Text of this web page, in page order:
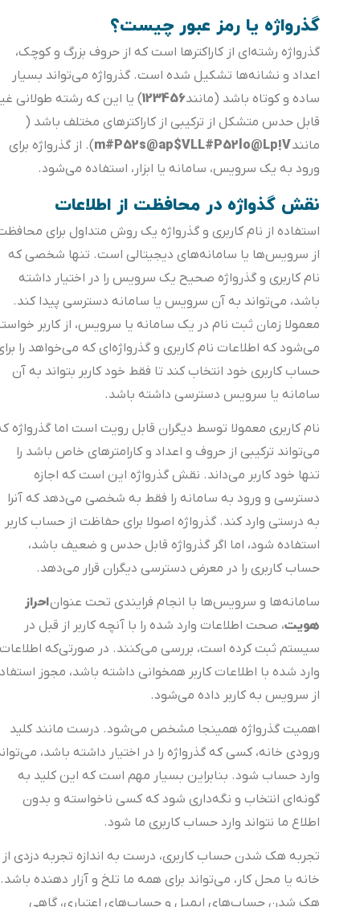
گذرواژه یا رمز عبور چیست؟
گذرواژه رشته‌ای از کاراکترها است که از حروف بزرگ و کوچک،
اعداد و نشانه‌ها تشکیل شده است. گذرواژه می‌تواند بسیار
ساده و کوتاه باشد (مانند123456) یا این که رشته طولانی غیر
قابل حدس متشکل از ترکیبی از کاراکترهای مختلف باشد (
مانندm#P52s@ap$VLL#P52lo@Lp!V). از گذرواژه برای
ورود به یک سرویس، سامانه یا ابزار، استفاده می‌شود.
نقش گذواژه در محافظت از اطلاعات
استفاده از نام کاربری و گذرواژه یک روش متداول‌ برای محافظت
از سرویس‌ها یا سامانه‌های دیجیتالی است. تنها شخصی که
نام کاربری و گذرواژه صحیح یک سرویس را در اختیار داشته
باشد، می‌تواند به آن سرویس یا سامانه دسترسی پیدا کند.
معمولا زمان ثبت نام در یک سامانه یا سرویس، از کاربر خواسته
می‌شود که اطلاعات نام کاربری و گذرواژه‌‌ای که می‌خواهد را برای
حساب کاربری خود انتخاب کند تا فقط خود کاربر بتواند به آن
سامانه یا سرویس دسترسی داشته باشد.
نام کاربری معمولا توسط دیگران قابل رویت است اما گذرواژه که
می‌تواند ترکیبی از حروف و اعداد و کارامترهای خاص باشد را
تنها خود کاربر می‌داند. نقش گذرواژه این است که اجازه
دسترسی و ورود به سامانه را فقط به شخصی می‌دهد که آنرا
به درستی وارد کند. گذرواژه اصولا برای حفاظت از حساب کاربر
استفاده شود، اما اگر گذرواژه قابل حدس و ضعیف باشد،
حساب کاربری را در معرض دسترسی دیگران قرار می‌دهد.
سامانه‌ها و سرویس‌ها با انجام فرایندی تحت عنواناحراز
هویت، صحت اطلاعات وارد شده را با آنچه کاربر از قبل در
سیستم ثبت کرده است، بررسی می‌کنند. در صورتی‌که اطلاعات
وارد شده با اطلاعات کاربر همخوانی داشته باشد، مجوز استفاده
از سرویس به کاربر داده می‌شود.
اهمیت گذرواژه همینجا مشخص می‌شود. درست مانند کلید
ورودی خانه، کسی که گذرواژه را در اختیار داشته باشد، می‌تواند
وارد حساب شود. بنابراین بسیار مهم است که این کلید به
گونه‌ای انتخاب و نگه‌داری شود که کسی ناخواسته و بدون
اطلاع ما نتواند وارد حساب کاربری‌ ما شود.
تجربه هک شدن حساب کاربری، درست به اندازه تجربه دزدی از
خانه یا محل کار، می‌تواند برای همه ما تلخ و آزار دهنده باشد.
هک شدن حساب‌های ایمیل و حساب‌های اعتباری، گاهی